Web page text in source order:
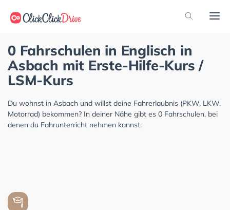
0 Fahrschulen in Englisch in
Asbach mit Erste-Hilfe-Kurs /
LSM-Kurs
Du wohnst in Asbach und willst deine Fahrerlaubnis (PKW, LKW,
Motorrad) bekommen? In deiner Nähe gibt es 0 Fahrschulen, bei
denen du Fahrunterricht nehmen kannst.